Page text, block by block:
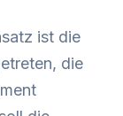
ist die
die